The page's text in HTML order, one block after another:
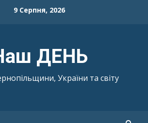
9 Серпня, 2026
ДЕНЬ
України та світу